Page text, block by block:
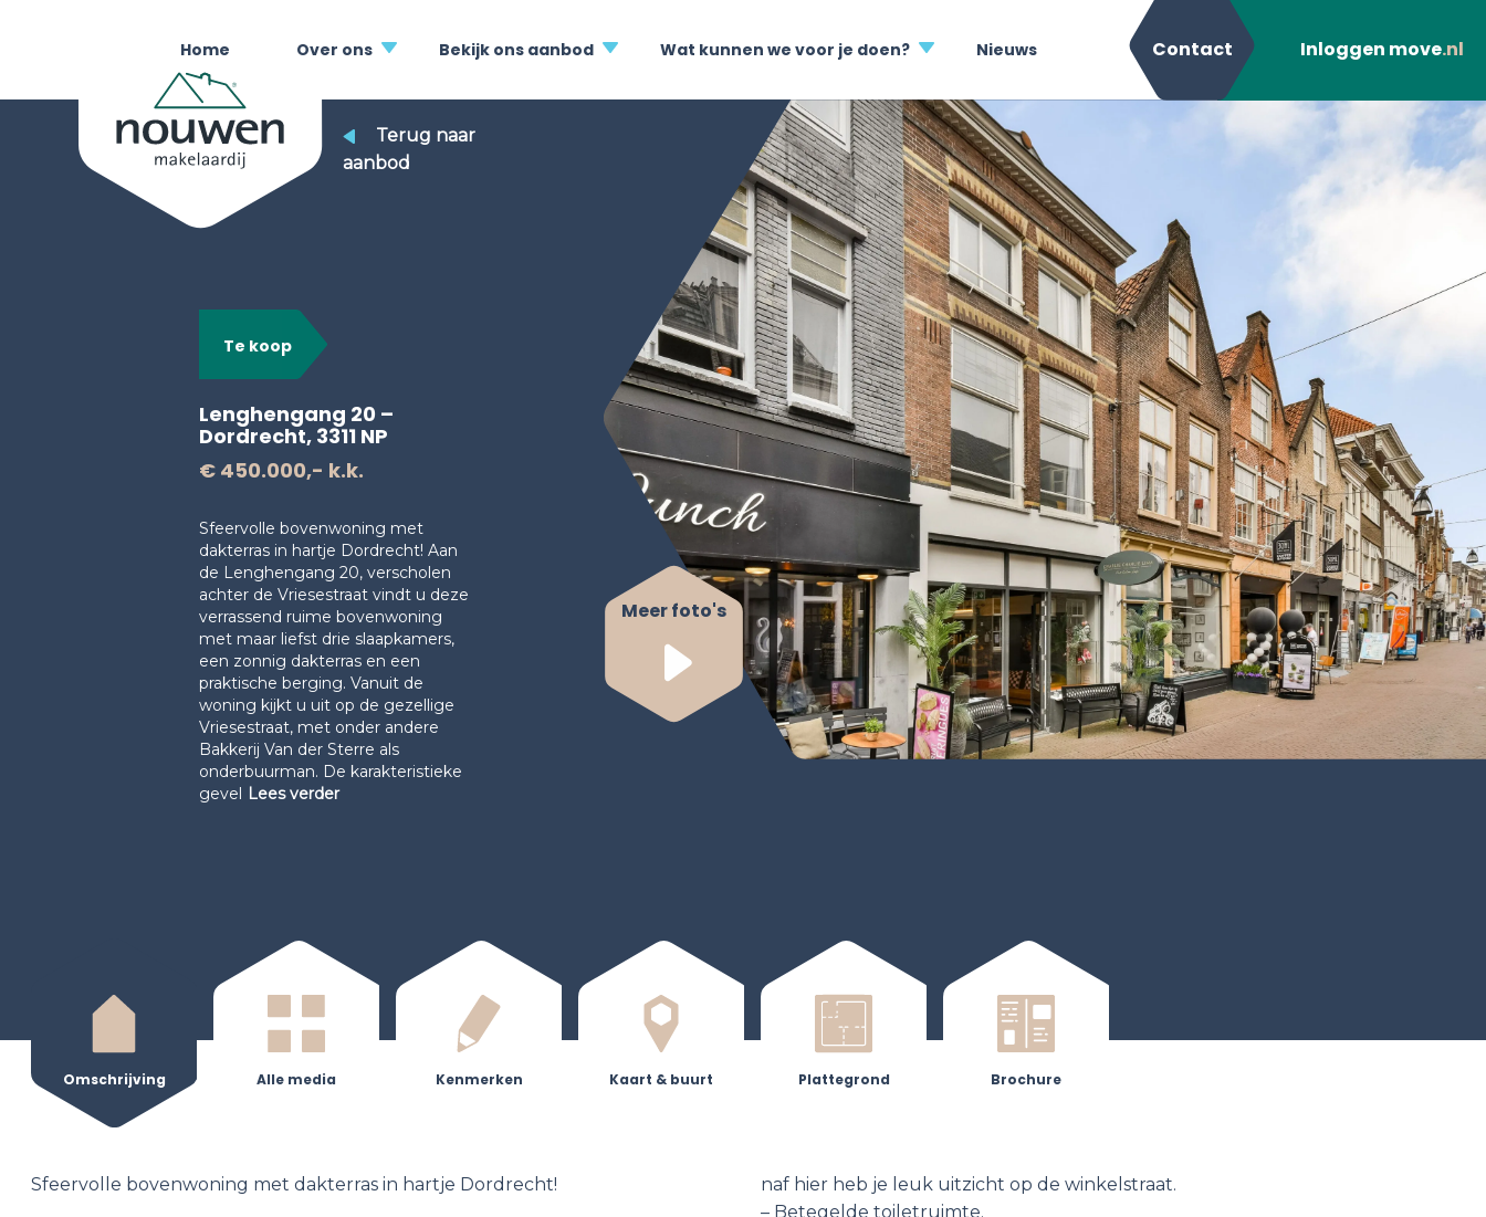
Inloggen move.nl
Contact
Home Over ons Bekijk ons aanbod Wat kunnen we voor je doen? Nieuws
Meer foto's
Terug naar
aanbod
Te koop
Lenghengang 20 –
Dordrecht, 3311 NP
€ 450.000,- k.k.
Sfeervolle bovenwoning met
dakterras in hartje Dordrecht! Aan
de Lenghengang 20, verscholen
achter de Vriesestraat vindt u deze
verrassend ruime bovenwoning
met maar liefst drie slaapkamers,
een zonnig dakterras en een
praktische berging. Vanuit de
woning kijkt u uit op de gezellige
Vriesestraat, met onder andere
Bakkerij Van der Sterre als
onderbuurman. De karakteristieke
gevel Lees verder
Omschrijving Alle media Kenmerken Kaart & buurt Plattegrond Brochure
Sfeervolle bovenwoning met dakterras in hartje Dordrecht!
naf hier heb je leuk uitzicht op de winkelstraat.
– Betegelde toiletruimte.